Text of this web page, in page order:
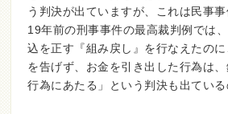
う判決が出ていますが、これは民事事
19年前の刑事事件の最高裁判例では
込を正す『組み戻し』を行なえたの
を告げず、お金を引き出した行為は
行為にあたる」という判決も出ている